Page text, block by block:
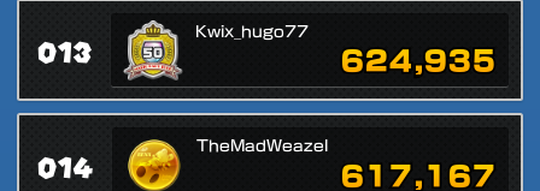
013
Kwix_hugo77
624,935
014
TheMadWeazel
617,167